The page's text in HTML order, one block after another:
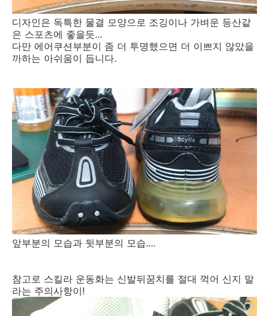
디자인은 독특한 물결 모양으로 조깅이나 가벼운 등산같
은 스포츠에 좋을듯...
다만 에어쿠션부분이 좀 더 투명했으면 더 이쁘지 않았을
까하는 아쉬움이 듭니다.
앞부분의 모습과 뒷부분의 모습....
참고로 스킬라 운동화는 신발뒤꿈치를 절대 꺽어 신지 말
라는 주의사항이!